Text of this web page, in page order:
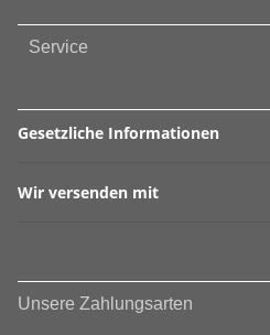
Service
Gesetzliche Informationen
Wir versenden mit
Unsere Zahlungsarten